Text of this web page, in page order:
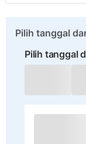
Pilih tanggal
Pilih tanggal